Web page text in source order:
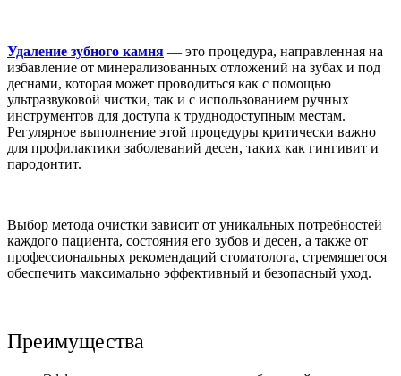
Удаление зубного камня — это процедура, направленная на
избавление от минерализованных отложений на зубах и под
деснами, которая может проводиться как с помощью
ультразвуковой чистки, так и с использованием ручных
инструментов для доступа к труднодоступным местам.
Регулярное выполнение этой процедуры критически важно
для профилактики заболеваний десен, таких как гингивит и
пародонтит.
Выбор метода очистки зависит от уникальных потребностей
каждого пациента, состояния его зубов и десен, а также от
профессиональных рекомендаций стоматолога, стремящегося
обеспечить максимально эффективный и безопасный уход.
Преимущества